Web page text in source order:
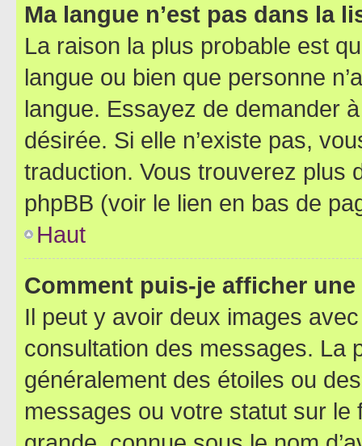
Ma langue n’est pas dans la
La raison la plus probable est
langue ou bien que personne
langue. Essayez de demander
désirée. Si elle n’existe pas,
traduction. Vous trouverez plus
phpBB (voir le lien en bas de
Haut
Comment puis-je afficher
Il peut y avoir deux images
consultation des messages. La
généralement des étoiles ou
messages ou votre statut sur